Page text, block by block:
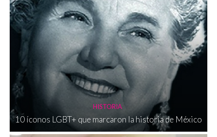
HISTORIA
10 íconos LGBT+ que marcaron la historia de México